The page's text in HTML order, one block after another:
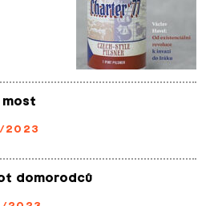
most
2023
domorodců